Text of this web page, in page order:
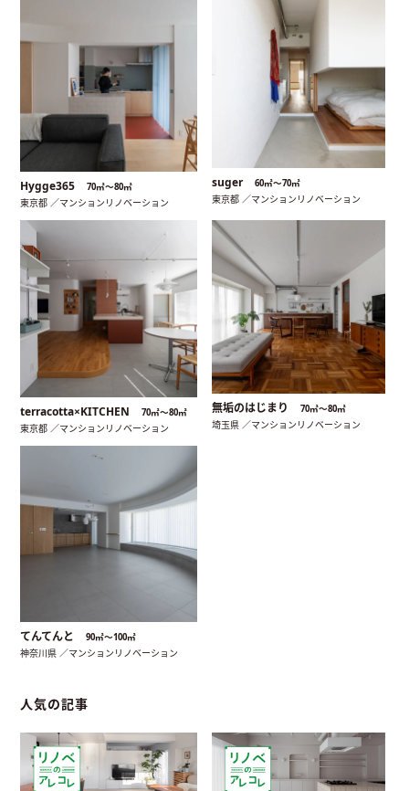
Hygge365 70㎡〜80㎡
東京都 ／マンションリノベーション
suger 60㎡〜70㎡
東京都 ／マンションリノベーション
terracotta×KITCHEN 70㎡〜80㎡
東京都 ／マンションリノベーション
無垢のはじまり 70㎡〜80㎡
埼玉県 ／マンションリノベーション
てんてんと 90㎡〜100㎡
神奈川県 ／マンションリノベーション
人気の記事